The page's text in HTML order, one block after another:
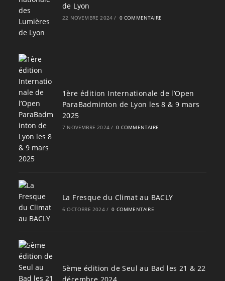
de Lyon
22 NOVEMBRE 2024 / 0 COMMENTAIRE
1ère édition Internationale de l’Open
ParaBadminton de Lyon les 8 & 9 mars
2025
7 NOVEMBRE 2024 / 0 COMMENTAIRE
La Fresque du Climat au BACLY
6 OCTOBRE 2024 / 0 COMMENTAIRE
5ème édition de Seul au Bad les 21 & 22